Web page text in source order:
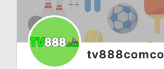
tv888comco